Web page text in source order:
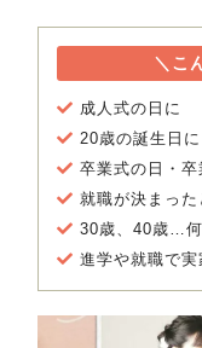
＼こ
成人式の日に
20歳の誕生日に
卒業式の日・卒
就職が決まった
30歳、40歳…何
進学や就職で